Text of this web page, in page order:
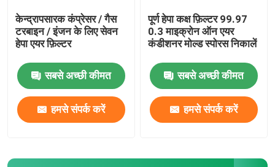
केन्द्रापसारक कंप्रेसर / गैस
टरबाइन / इंजन के लिए सेवन
हेपा एयर फ़िल्टर
सबसे अच्छी कीमत
हमसे संपर्क करें
पूर्ण हेपा कक्ष फ़िल्टर 99.97
0.3 माइक्रोन ऑन एयर
कंडीशनर मोल्ड स्पोरस निकालें
सबसे अच्छी कीमत
हमसे संपर्क करें